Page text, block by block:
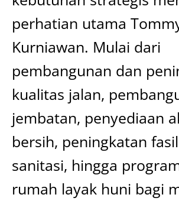
perhatian utama
Kurniawan. Mulai dari
pembangunan dan
kualitas jalan,
jembatan, penyediaan
bersih, peningkatan
sanitasi, hingga
rumah layak huni bagi